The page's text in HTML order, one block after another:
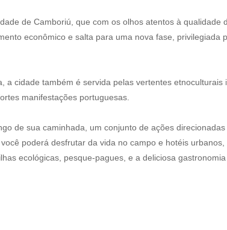
de Camboriú, que com os olhos atentos à qualidade
econômico e salta para uma nova fase, privilegiada
a cidade também é servida pelas vertentes etnoculturais
manifestações portuguesas.
de sua caminhada, um conjunto de ações
poderá desfrutar da vida no campo e hotéis
ecológicas, pesque-pagues, e a deliciosa